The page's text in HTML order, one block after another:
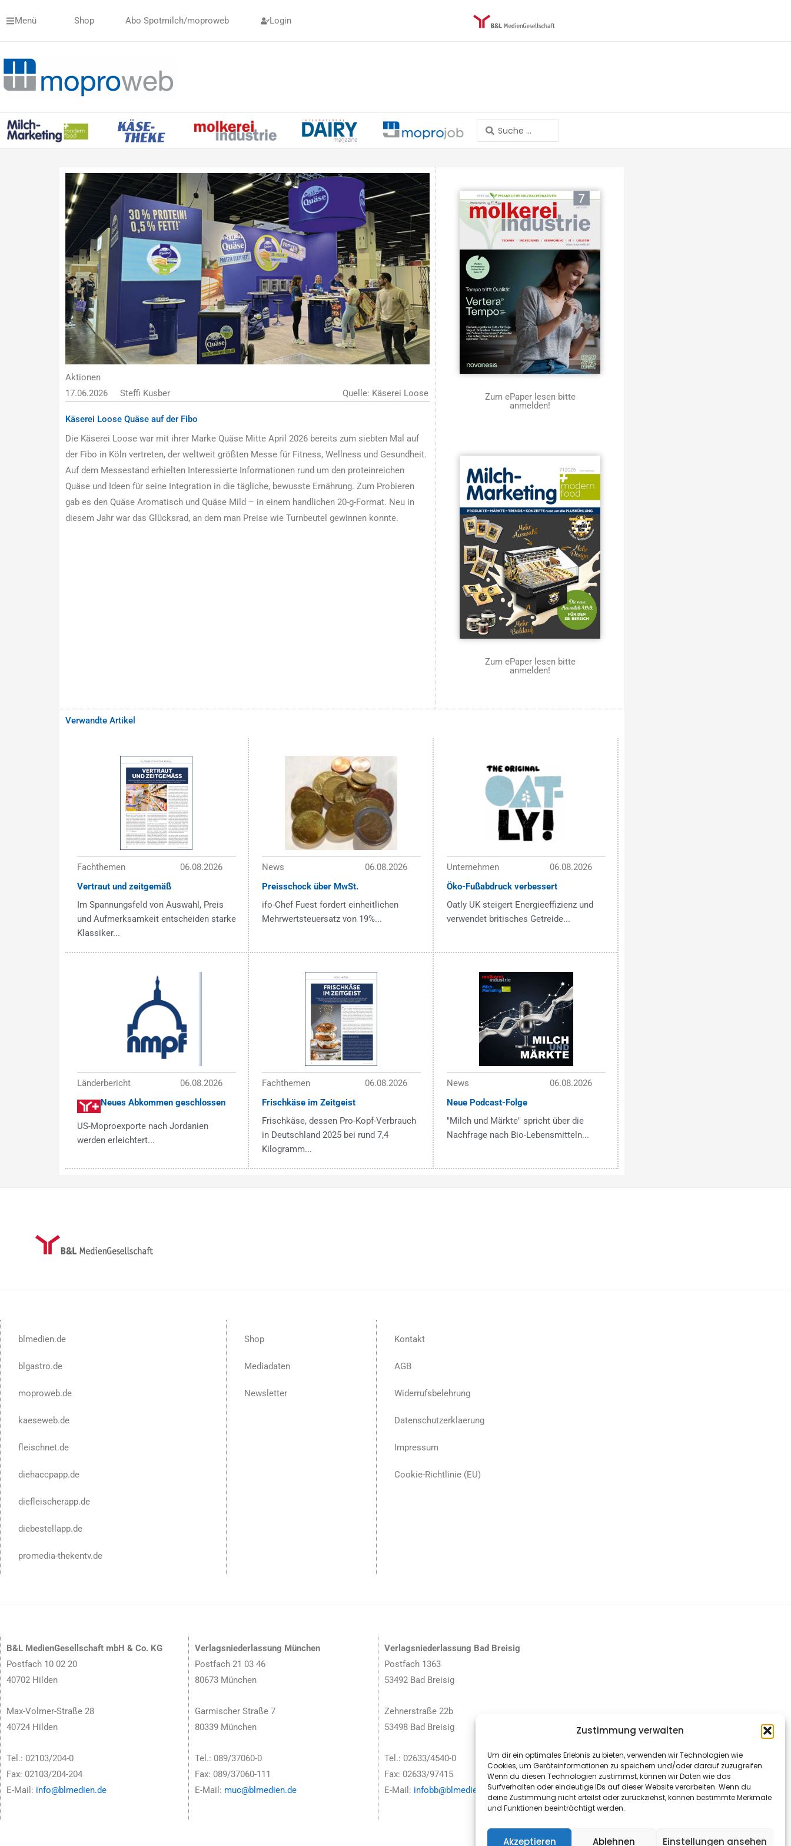
Zustimmung verwalten
Um dir ein optimales Erlebnis zu bieten, verwenden wir Technologien wie
Cookies, um Geräteinformationen zu speichern und/oder darauf zuzugreifen.
Wenn du diesen Technologien zustimmst, können wir Daten wie das
Surfverhalten oder eindeutige IDs auf dieser Website verarbeiten. Wenn du
deine Zustimmung nicht erteilst oder zurückziehst, können bestimmte Merkmale
und Funktionen beeinträchtigt werden.
Akzeptieren Ablehnen Einstellungen ansehen
InhaltMenü Shop Abo Spotmilch/moproweb Login
Search
...
Aktionen
17.06.2026
Steffi Kusber Quelle: Käserei Loose
Käserei Loose Quäse auf der Fibo
Die Käserei Loose war mit ihrer Marke Quäse Mitte April 2026 bereits zum siebten Mal auf
der Fibo in Köln vertreten, der weltweit größten Messe für Fitness, Wellness und Gesundheit.
Auf dem Messestand erhielten Interessierte Informationen rund um den proteinreichen
Quäse und Ideen für seine Integration in die tägliche, bewusste Ernährung. Zum Probieren
gab es den Quäse Aromatisch und Quäse Mild – in einem handlichen 20-g-Format. Neu in
diesem Jahr war das Glücksrad, an dem man Preise wie Turnbeutel gewinnen konnte.
Zum ePaper lesen bitte
anmelden!
Zum ePaper lesen bitte
anmelden!
Verwandte Artikel
Fachthemen
06.08.2026
Vertraut und zeitgemäß
Im Spannungsfeld von Auswahl, Preis
und Aufmerksamkeit entscheiden starke
Klassiker...
News
06.08.2026
Preisschock über MwSt.
ifo-Chef Fuest fordert einheitlichen
Mehrwertsteuersatz von 19%...
Unternehmen
06.08.2026
Öko-Fußabdruck verbessert
Oatly UK steigert Energieeffizienz und
verwendet britisches Getreide...
Länderbericht
06.08.2026
Neues Abkommen geschlossen
US-Moproexporte nach Jordanien
werden erleichtert...
Fachthemen
06.08.2026
Frischkäse im Zeitgeist
Frischkäse, dessen Pro-Kopf-Verbrauch
in Deutschland 2025 bei rund 7,4
Kilogramm...
News
06.08.2026
Neue Podcast-Folge
"Milch und Märkte" spricht über die
Nachfrage nach Bio-Lebensmitteln...
blmedien.de
blgastro.de
moproweb.de
kaeseweb.de
fleischnet.de
diehaccpapp.de
diefleischerapp.de
diebestellapp.de
promedia-thekentv.de
Shop
Mediadaten
Newsletter
Kontakt
AGB
Widerrufsbelehrung
Datenschutzerklaerung
Impressum
Cookie-Richtlinie (EU)
B&L MedienGesellschaft mbH & Co. KG
Postfach 10 02 20
40702 Hilden
Max-Volmer-Straße 28
40724 Hilden
Tel.: 02103/204-0
Fax: 02103/204-204
E-Mail: info@blmedien.de
Verlagsniederlassung München
Postfach 21 03 46
80673 München
Garmischer Straße 7
80339 München
Tel.: 089/37060-0
Fax: 089/37060-111
E-Mail: muc@blmedien.de
Verlagsniederlassung Bad Breisig
Postfach 1363
53492 Bad Breisig
Zehnerstraße 22b
53498 Bad Breisig
Tel.: 02633/4540-0
Fax: 02633/97415
E-Mail: infobb@blmedien.de